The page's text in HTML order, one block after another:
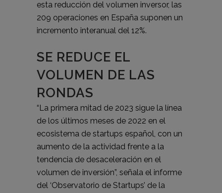
esta reducción del volumen inversor, las
209 operaciones en España suponen un
incremento interanual del 12%.
SE REDUCE EL
VOLUMEN DE LAS
RONDAS
“La primera mitad de 2023 sigue la línea
de los últimos meses de 2022 en el
ecosistema de startups español, con un
aumento de la actividad frente a la
tendencia de desaceleración en el
volumen de inversión”, señala el informe
del ‘Observatorio de Startups’ de la